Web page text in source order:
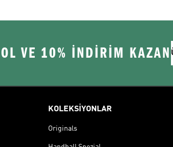
VE 10% İNDİRİM KAZAN
KOLEKSİYONLAR
Originals